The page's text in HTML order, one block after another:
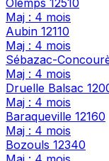
Maj : 4 mois
Aubin 12110
Maj : 4 mois
Sébazac-
Maj : 4 mois
Druelle Balsac
Maj : 4 mois
Baraqueville 12160
Maj : 4 mois
Bozouls 12340